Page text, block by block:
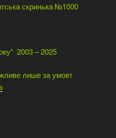
скринька №1000
2003 – 2025
лише за умовт